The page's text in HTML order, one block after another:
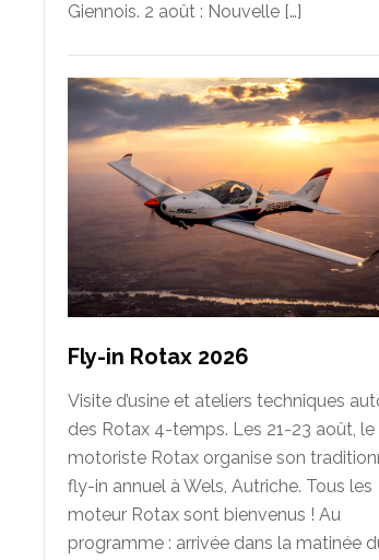
Giennois. 2 août : Nouvelle […]
Fly-in Rotax 2026
Visite d’usine et ateliers techniques
des Rotax 4-temps. Les 21-23 août, le
motoriste Rotax organise son
fly-in annuel à Wels, Autriche. Tous les
moteur Rotax sont bienvenus ! Au
programme : arrivée dans la matinée